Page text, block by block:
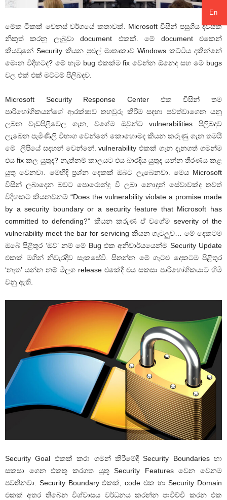
En
මේක ටිකක් වෙනස් වර්ගයේ කතාවක්. Microsoft විසින් පසුගිය දවසක
නිකුත් කරනු ලැබුවා document එකක්. මේ document එකෙන්
කියවුනේ Security කියන පුළුල් මාතෘකාව Windows කට්ටිය දකින්නේ
මොන විදිහටද? මේ හැම bug එකක්ම fix වෙන්න ඕනෙද සහ මේ bugs
වල එක් එක් මට්ටම් පිලිබදව.
Microsoft Security Response Center එක විසින් තම
පාරිභෝගිකයන්ගේ ආරක්ෂාව තහවුරු කිරීම සඳහා පවත්වාගෙන යනු
ලබන වැඩපිළිවෙල ගැන, වගේම ඔවුන්ට vulnerabilities පිලිබදව
ලැබෙන පැමිණිලි විභාග වෙන්නේ කොහොමද කියන කරුණු ගැන තමයි
මේ ලිපියේ සදහන් වෙන්නේ. vulnerability එකක් ගැන දැනගත් ගමන්ම
එය fix කල යුතුද? නැත්නම් කාලයට එය බාරදිය යුතුද යන්න තීරණය කළ
යුතු වෙනවා. මෙහිදී ප්‍රශ්න දෙකක් ඔබට ලැබෙනවා. මෙය Microsoft
විසින් ලබාදෙන බවට පොරොන්දු වී ලබා නොදුන් සේවාවක්ද තවත්
විදිහකට කියනවනම් “Does the vulnerability violate a promise made
by a security boundary or a security feature that Microsoft has
committed to defending?” කියන කරුණ ඒ වගේම severity of the
vulnerability meet the bar for servicing කියන ගැටලුව… මේ දෙකටම
ඔබේ පිළිතුර ‘ඔව්’ නම් මේ Bug එක අනිවාර්යයෙන්ම Security Update
එකක් මගින් නිවැරදිව සැකසේවි. සිතන්න මේ ගැටළු දෙකටම පිළිතුර
‘නැත’ යන්න නම් මීලග release එකේදී එය සකසා පාරිභෝගිකයාට හිමි
වනු ඇති.
Security Goal එකක් කරා ගමන් කිරීමේදී Security Boundaries හා
සකසා ගෙන එකතු කරගත යුතු Security Features වෙන වෙනම
පවතිනවා. Security Boundary එකක්, code එක හා Security Domain
එකක් අතර තිබෙන විශ්වාසය වර්ධනය කරන්න පාවිච්චි කරන එක